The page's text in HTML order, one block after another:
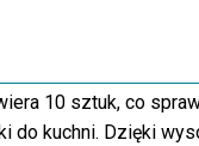
10 sztuk, co
kuchni. Dzięki